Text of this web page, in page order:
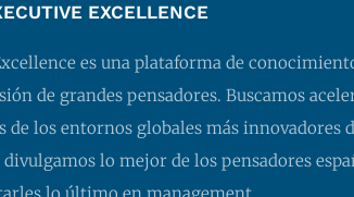
EXCELLENCE
es una plataforma de
de grandes pensadores. Buscamos
de los entornos globales más innovadores
lo mejor de los pensadores